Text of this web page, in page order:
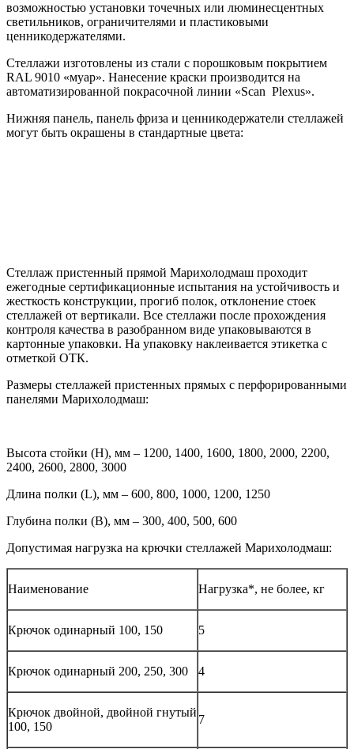
возможностью установки точечных или люминесцентных
светильников, ограничителями и пластиковыми
ценникодержателями.
Стеллажи изготовлены из стали с порошковым покрытием
RAL 9010 «муар». Нанесение краски производится на
автоматизированной покрасочной линии «Scan Plexus».
Нижняя панель, панель фриза и ценникодержатели стеллажей
могут быть окрашены в стандартные цвета:
Стеллаж пристенный прямой Марихолодмаш проходит
ежегодные сертификационные испытания на устойчивость и
жесткость конструкции, прогиб полок, отклонение стоек
стеллажей от вертикали. Все стеллажи после прохождения
контроля качества в разобранном виде упаковываются в
картонные упаковки. На упаковку наклеивается этикетка с
отметкой ОТК.
Размеры стеллажей пристенных прямых с перфорированными
панелями Марихолодмаш:
Высота стойки (H), мм – 1200, 1400, 1600, 1800, 2000, 2200,
2400, 2600, 2800, 3000
Длина полки (L), мм – 600, 800, 1000, 1200, 1250
Глубина полки (B), мм – 300, 400, 500, 600
Допустимая нагрузка на крючки стеллажей Марихолодмаш:
Наименование Нагрузка*, не более, кг
Крючок одинарный 100, 150 5
Крючок одинарный 200, 250, 300 4
Крючок двойной, двойной гнутый
100, 150
7